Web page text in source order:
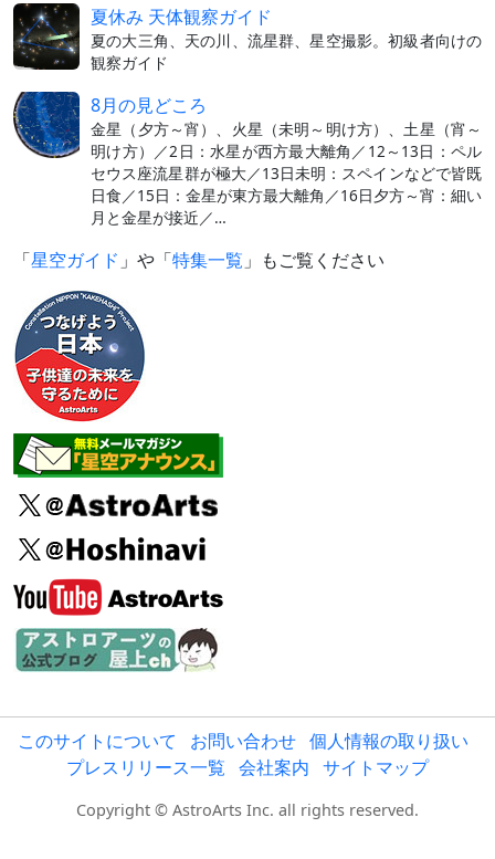
夏休み 天体観察ガイド
夏の大三角、天の川、流星群、星空撮影。初級者向けの
観察ガイド
8月の見どころ
金星（夕方～宵）、火星（未明～明け方）、土星（宵～
明け方）／2日：水星が西方最大離角／12～13日：ペル
セウス座流星群が極大／13日未明：スペインなどで皆既
日食／15日：金星が東方最大離角／16日夕方～宵：細い
月と金星が接近／…
「星空ガイド 」や「特集一覧 」もご覧ください
このサイトについて お問い合わせ 個人情報の取り扱い
プレスリリース一覧 会社案内 サイトマップ
Copyright © AstroArts Inc. all rights reserved.